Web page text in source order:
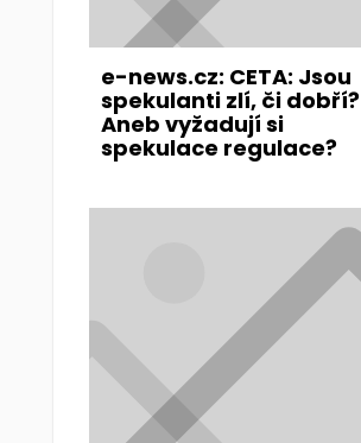
e-news.cz: CETA: Jsou
spekulanti zlí, či dobří?
Aneb vyžadují si
spekulace regulace?